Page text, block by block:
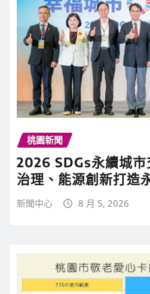
桃園新聞
2026 SDGs永續城市
治理、能源創新打造
新聞中心 8 月 5, 2026